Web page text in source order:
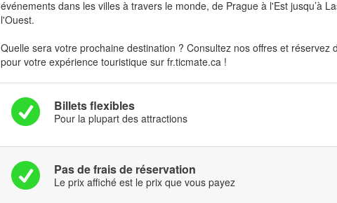
événements dans les villes à travers le monde, de Prague à l'Est jusqu’à
l'Ouest.
Quelle sera votre prochaine destination ? Consultez nos offres et réservez
pour votre expérience touristique sur fr.ticmate.ca !
Billets flexibles
Pour la plupart des attractions
Pas de frais de réservation
Le prix affiché est le prix que vous payez